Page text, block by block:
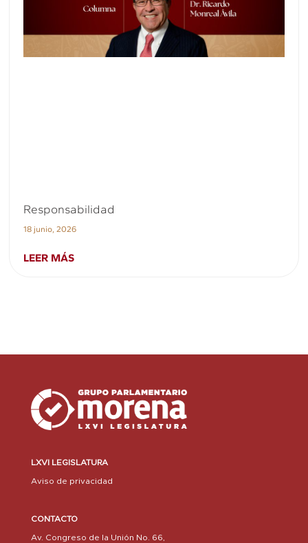
Responsabilidad
18 junio, 2026
LEER MÁS
LXVI LEGISLATURA
Aviso de privacidad
CONTACTO
Av. Congreso de la Unión No. 66,